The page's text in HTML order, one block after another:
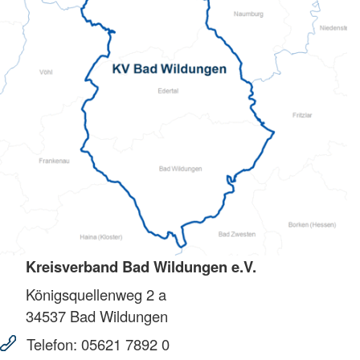
Kreisverband Bad Wildungen e.V.
Königsquellenweg 2 a
34537 Bad Wildungen
Telefon: 05621 7892 0